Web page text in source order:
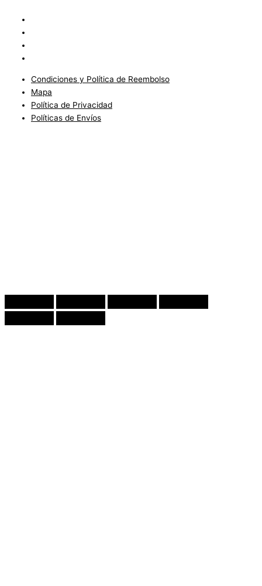
Condiciones y Política de Reembolso
Mapa
Política de Privacidad
Políticas de Envíos